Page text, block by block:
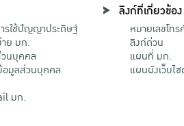
รใช้ปัญญาประดิษฐ์
าย มก.
นบุคคล
มูลส่วนบุคคล
มก.
ลิงก์ที่เกี่ยวข้อง
หมายเลขโท
ลิงก์ด่วน
แผนที่ มก.
แผนผังเว็บไ